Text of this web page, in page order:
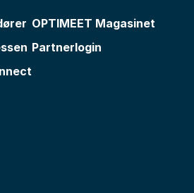
OPTIMEET Magasinet
Partnerlogin